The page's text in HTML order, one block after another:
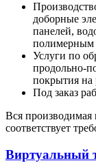
доборные
панелей,
полимерным
Услуги по
продольно-
покрытия на
Под заказ
Вся производимая
соответствует
Виртуальный